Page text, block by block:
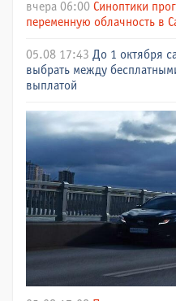
вчера 06:00 Синоптики
переменную облачность в
05.08 17:43 До 1 октября
выбрать между
выплатой